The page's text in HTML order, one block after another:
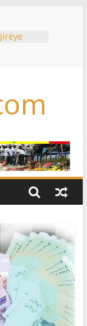
de
ce lundi
est
millions
l’Etat : Ce
la